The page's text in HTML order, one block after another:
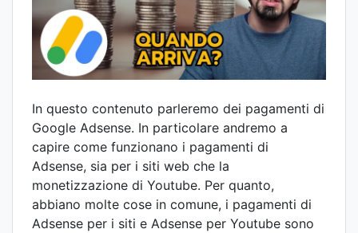
In questo contenuto parleremo dei pagamenti di
Google Adsense. In particolare andremo a
capire come funzionano i pagamenti di
Adsense, sia per i siti web che la
monetizzazione di Youtube. Per quanto,
abbiano molte cose in comune, i pagamenti di
Adsense per i siti e Adsense per Youtube sono